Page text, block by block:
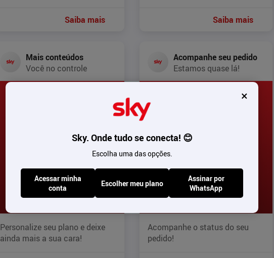
Saiba mais Saiba mais
Mais conteúdos
Você no controle
Personalize seu plano e deixe
ainda mais a sua cara!
Acompanhe seu pedido
Estamos quase lá!
Acompanhe o status do seu
pedido!
×
Sky. Onde tudo se conecta! 😊
Escolha uma das opções.
Acessar minha
conta
Escolher meu plano
Assinar por
WhatsApp